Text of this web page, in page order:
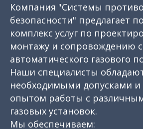
Компания "Системы
безопасности" предлагает
комплекс услуг по
монтажу и сопровождению
автоматического газового
Наши специалисты
необходимыми допусками
опытом работы с
газовых установок.
Мы обеспечиваем: